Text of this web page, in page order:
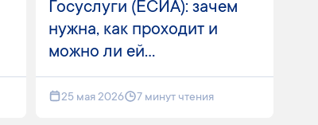
Госуслуги (ЕСИА): зачем
нужна, как проходит и
можно ли ей...
25 мая 2026 7 минут чтения